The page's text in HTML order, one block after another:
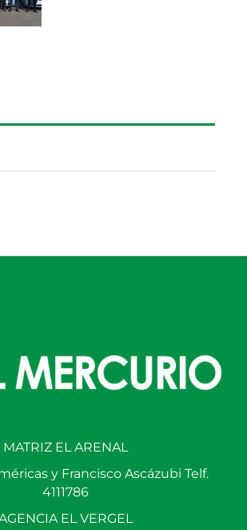
MATRIZ EL ARENAL
y Francisco Ascázubi Telf.
4111786
EL VERGEL